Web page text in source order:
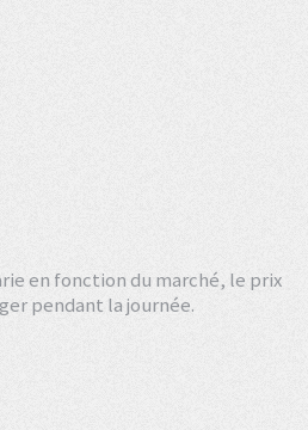
en fonction du marché, le prix
pendant la journée.